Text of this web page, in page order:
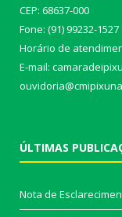
CEP: 68637-000
Fone: (91) 99232-
Horário de
E-mail:
ÚLTIMAS
Nota de